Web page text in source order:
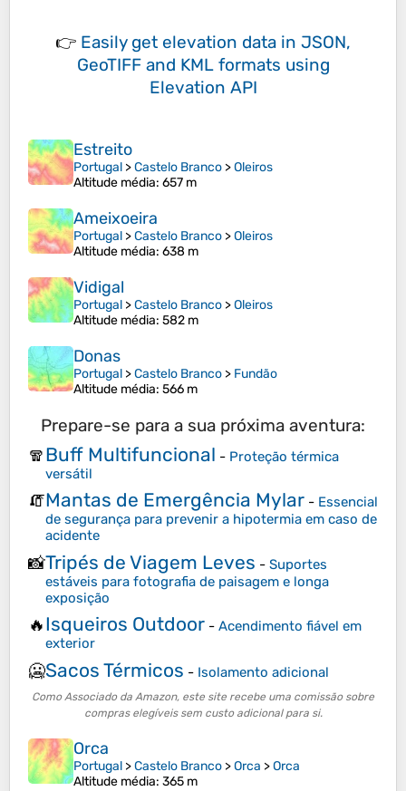
👉 Easily get elevation data in JSON,
GeoTIFF and KML formats using
Elevation API
Estreito
Portugal >Castelo Branco >Oleiros
Altitude média: 657 m
Ameixoeira
Portugal >Castelo Branco >Oleiros
Altitude média: 638 m
Vidigal
Portugal >Castelo Branco >Oleiros
Altitude média: 582 m
Donas
Portugal >Castelo Branco > Fundão
Altitude média: 566 m
Prepare-se para a sua próxima aventura:
🧣Buff Multifuncional - Proteção térmica
versátil
🧯Mantas de Emergência Mylar - Essencial
de segurança para prevenir a hipotermia em caso de
acidente
📸Tripés de Viagem Leves - Suportes
estáveis para fotografia de paisagem e longa
exposição
🔥Isqueiros Outdoor - Acendimento fiável em
exterior
🥶Sacos Térmicos - Isolamento adicional
Como Associado da Amazon, este site recebe uma comissão sobre
compras elegíveis sem custo adicional para si.
Orca
Portugal >Castelo Branco >Orca >Orca
Altitude média: 365 m